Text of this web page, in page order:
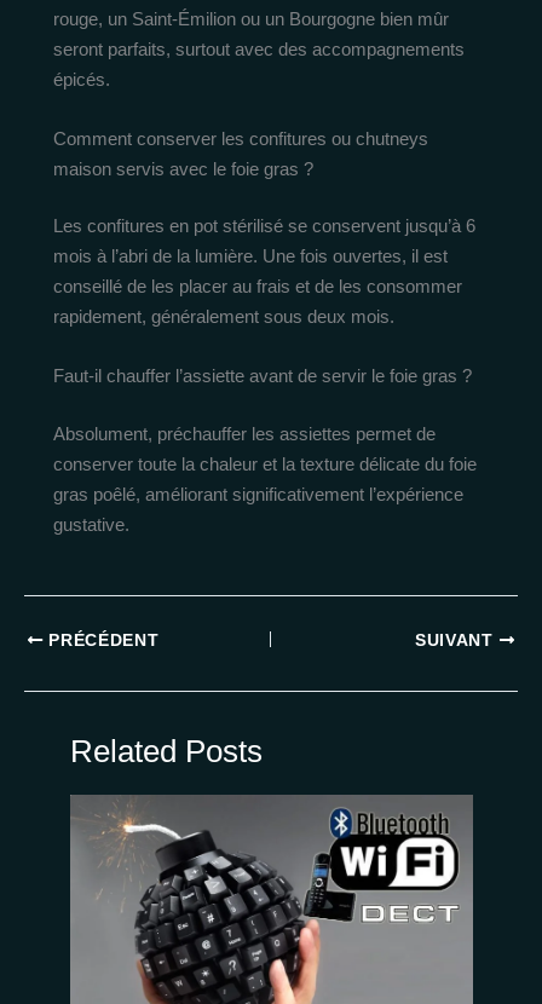
rouge, un Saint-Émilion ou un Bourgogne bien mûr
seront parfaits, surtout avec des accompagnements
épicés.
Comment conserver les confitures ou chutneys
maison servis avec le foie gras ?
Les confitures en pot stérilisé se conservent jusqu’à 6
mois à l’abri de la lumière. Une fois ouvertes, il est
conseillé de les placer au frais et de les consommer
rapidement, généralement sous deux mois.
Faut-il chauffer l’assiette avant de servir le foie gras ?
Absolument, préchauffer les assiettes permet de
conserver toute la chaleur et la texture délicate du foie
gras poêlé, améliorant significativement l’expérience
gustative.
PRÉCÉDENT SUIVANT
Related Posts